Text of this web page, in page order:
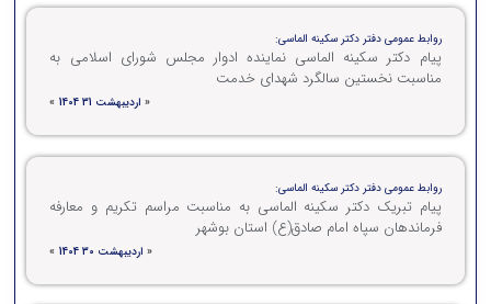
روابط عمومی دفتر دکتر سکینه الماسی:
پیام دکتر سکینه الماسی نماینده ادوار مجلس شورای اسلامی به
مناسبت نخستین سالگرد شهدای خدمت
« اردیبهشت 31 1404 »
روابط عمومی دفتر دکتر سکینه الماسی:
پیام تبریک دکتر سکینه الماسی به مناسبت مراسم تکریم و معارفه
فرماندهان سپاه امام صادق(ع) استان بوشهر
« اردیبهشت 30 1404 »